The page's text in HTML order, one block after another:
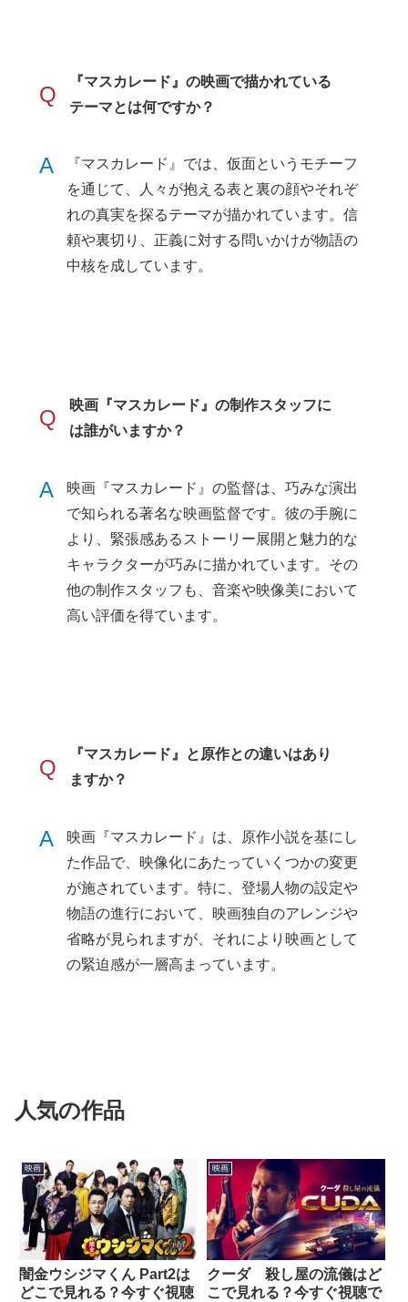
Q
『マスカレード』の映画で描かれている
テーマとは何ですか？
A
『マスカレード』では、仮面というモチーフ
を通じて、人々が抱える表と裏の顔やそれぞ
れの真実を探るテーマが描かれています。信
頼や裏切り、正義に対する問いかけが物語の
中核を成しています。
Q
映画『マスカレード』の制作スタッフに
は誰がいますか？
A
映画『マスカレード』の監督は、巧みな演出
で知られる著名な映画監督です。彼の手腕に
より、緊張感あるストーリー展開と魅力的な
キャラクターが巧みに描かれています。その
他の制作スタッフも、音楽や映像美において
高い評価を得ています。
Q
『マスカレード』と原作との違いはあり
ますか？
A
映画『マスカレード』は、原作小説を基にし
た作品で、映像化にあたっていくつかの変更
が施されています。特に、登場人物の設定や
物語の進行において、映画独自のアレンジや
省略が見られますが、それにより映画として
の緊迫感が一層高まっています。
人気の作品
映画
闇金ウシジマくん Part2は
どこで見れる？今すぐ視聴
映画
クーダ 殺し屋の流儀はど
こで見れる？今すぐ視聴で